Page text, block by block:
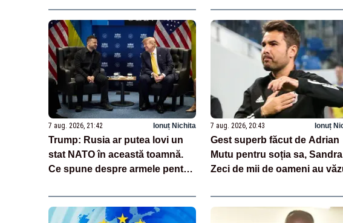
7 aug. 2026, 21:42 Ionuț Nichita
Trump: Rusia ar putea lovi un
stat NATO în această toamnă.
Ce spune despre armele pentru
7 aug. 2026, 20:43 Ionuț
Gest superb făcut de Adrian
Mutu pentru soția sa,
Zeci de mii de oameni au